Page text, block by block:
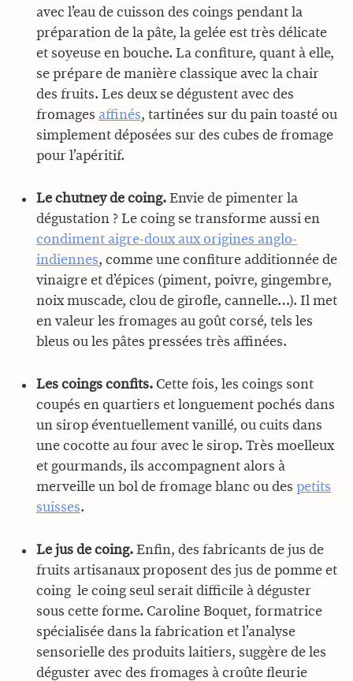
avec l’eau de cuisson des coings pendant la
préparation de la pâte, la gelée est très délicate
et soyeuse en bouche. La confiture, quant à elle,
se prépare de manière classique avec la chair
des fruits. Les deux se dégustent avec des
fromages affinés, tartinées sur du pain toasté ou
simplement déposées sur des cubes de fromage
pour l’apéritif.
Le chutney de coing. Envie de pimenter la
dégustation ? Le coing se transforme aussi en
condiment aigre-doux aux origines anglo-
indiennes, comme une confiture additionnée de
vinaigre et d’épices (piment, poivre, gingembre,
noix muscade, clou de girofle, cannelle…). Il met
en valeur les fromages au goût corsé, tels les
bleus ou les pâtes pressées très affinées.
Les coings confits. Cette fois, les coings sont
coupés en quartiers et longuement pochés dans
un sirop éventuellement vanillé, ou cuits dans
une cocotte au four avec le sirop. Très moelleux
et gourmands, ils accompagnent alors à
merveille un bol de fromage blanc ou des petits
suisses.
Le jus de coing. Enfin, des fabricants de jus de
fruits artisanaux proposent des jus de pomme et
coing  le coing seul serait difficile à déguster
sous cette forme. Caroline Boquet, formatrice
spécialisée dans la fabrication et l’analyse
sensorielle des produits laitiers, suggère de les
déguster avec des fromages à croûte fleurie